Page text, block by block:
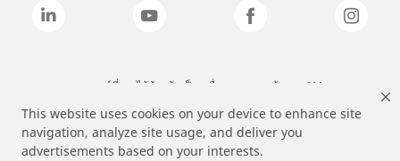
This website uses cookies on your device to enhance site
navigation, analyze site usage, and deliver you
advertisements based on your interests.
แบรนด์ที่ระบุไว้ข้างต้นเป็นเครื่องหมายการค้าของ 3M